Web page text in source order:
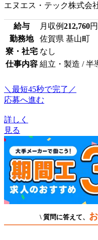
エヌエス・テック株式会
給与 月収例212,760円
勤務地
佐賀県 基山町
寮・社宅 なし
仕事内容 組立・製造 / 半
＼最短45秒で完了／
応募へ進む
詳しく
見る
\ 質問に答えて、